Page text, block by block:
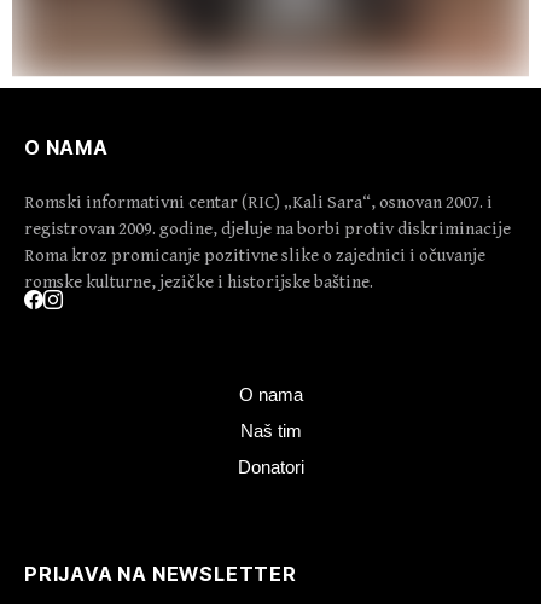
O NAMA
Romski informativni centar (RIC) „Kali Sara“, osnovan 2007. i
registrovan 2009. godine, djeluje na borbi protiv diskriminacije
Roma kroz promicanje pozitivne slike o zajednici i očuvanje
romske kulturne, jezičke i historijske baštine.
O nama
Naš tim
Donatori
PRIJAVA NA NEWSLETTER